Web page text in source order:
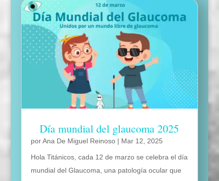
Día mundial del glaucoma 2025
porAna De Miguel Reinoso| Mar 12, 2025
Hola Titánicos, cada 12 de marzo se celebra el día
mundial del Glaucoma, una patología ocular que